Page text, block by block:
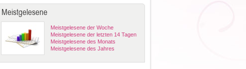
Meistgelesene
Meistgelesene der Woche
Meistgelesene der letzten 14 Tagen
Meistgelesene des Monats
Meistgelesene des Jahres